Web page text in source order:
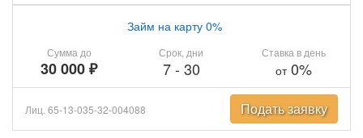
Сумма до
30 000 ₽
Займ на карту 0%
Срок, дни
7- 30
Ставка в день
от0%
Лиц. 65-13-035-32-004088 Подать заявку